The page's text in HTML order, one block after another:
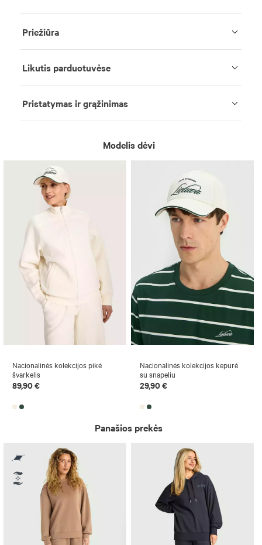
Priežiūra
Likutis parduotuvėse
Pristatymas ir grąžinimas
Modelis dėvi
Nacionalinės kolekcijos pikė
švarkelis
89,90 €
Nacionalinės kolekcijos kepurė
su snapeliu
29,90 €
Panašios prekės